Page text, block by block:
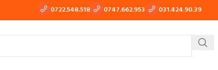
0722.548.518 0747.662.953 031.424.90.39